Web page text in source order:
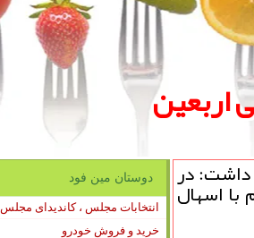
اربعین
داشت: در
با اسهال دوستان مین فود
انتخابات مجلس ، کاندیدای مجلس
خرید و فروش خودرو